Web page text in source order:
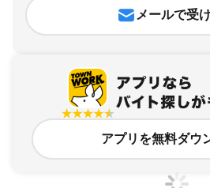
メールで受
アプリを無料ダウ